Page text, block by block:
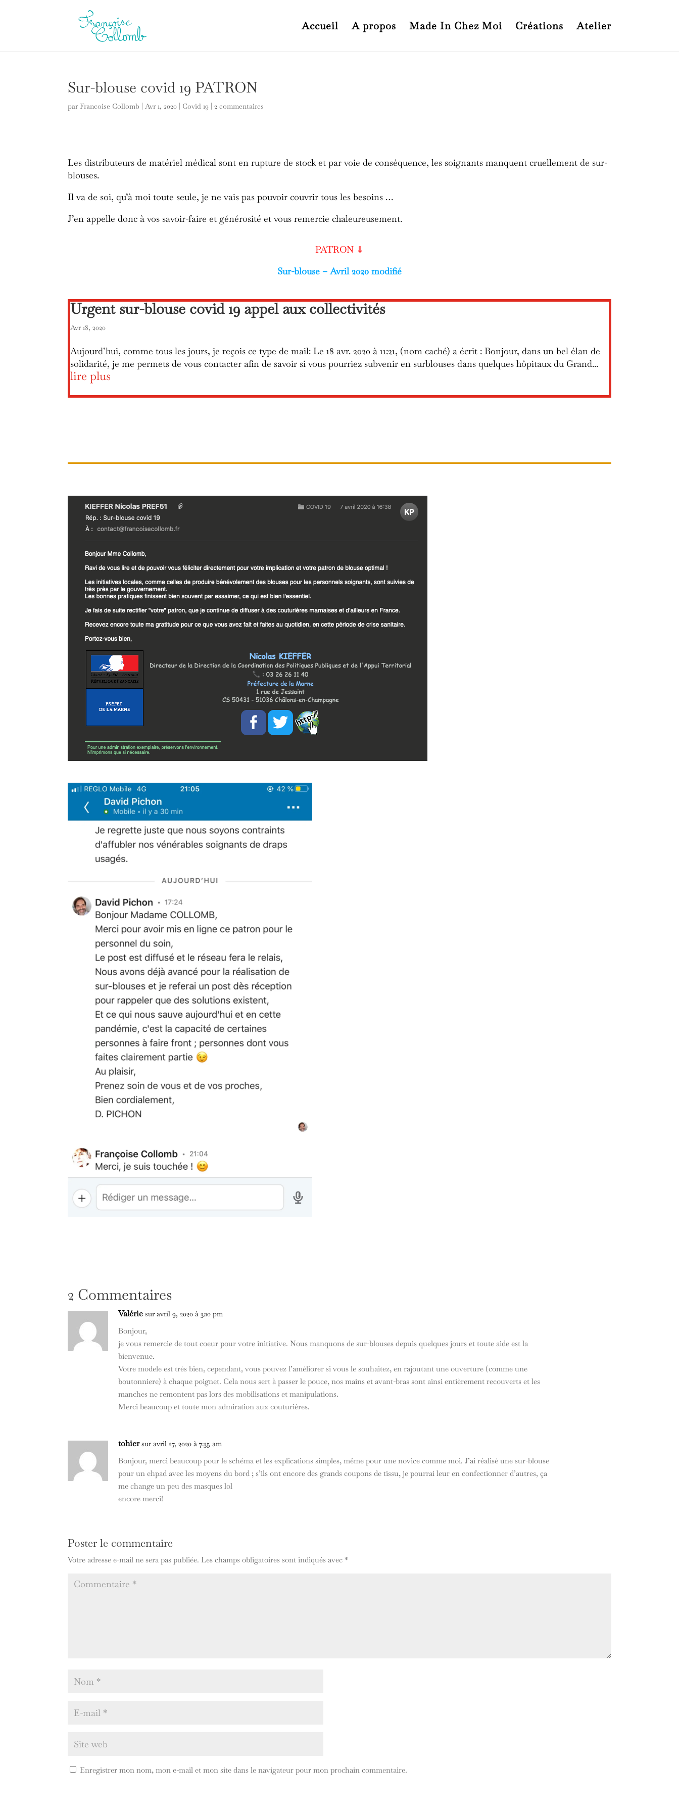
Accueil A propos Made In Chez Moi Créations Atelier
Sur-blouse covid 19 PATRON
parFrancoise Collomb |Avr 1, 2020 | Covid 19 |2 commentaires
Les distributeurs de matériel médical sont en rupture de stock et par voie de conséquence, les soignants manquent cruellement de sur-
blouses.
Il va de soi, qu’à moi toute seule, je ne vais pas pouvoir couvrir tous les besoins …
J’en appelle donc à vos savoir-faire et générosité et vous remercie chaleureusement.
PATRON ⇓
Sur-blouse – Avril 2020 modifié
Urgent sur-blouse covid 19 appel aux collectivités
Avr 18, 2020
Aujourd’hui, comme tous les jours, je reçois ce type de mail: Le 18 avr. 2020 à 11:21, (nom caché) a écrit : Bonjour, dans un bel élan de
solidarité, je me permets de vous contacter afin de savoir si vous pourriez subvenir en surblouses dans quelques hôpitaux du Grand...
lire plus
2 Commentaires
Valérie sur avril 9, 2020 à 3:10 pm
Bonjour,
je vous remercie de tout coeur pour votre initiative. Nous manquons de sur-blouses depuis quelques jours et toute aide est la
bienvenue.
Votre modele est très bien, cependant, vous pouvez l’améliorer si vous le souhaitez, en rajoutant une ouverture (comme une
boutonniere) à chaque poignet. Cela nous sert à passer le pouce, nos mains et avant-bras sont ainsi entièrement recouverts et les
manches ne remontent pas lors des mobilisations et manipulations.
Merci beaucoup et toute mon admiration aux couturières.
tohier sur avril 27, 2020 à 7:35 am
Bonjour, merci beaucoup pour le schéma et les explications simples, même pour une novice comme moi. J’ai réalisé une sur-blouse
pour un ehpad avec les moyens du bord ; s’ils ont encore des grands coupons de tissu, je pourrai leur en confectionner d’autres, ça
me change un peu des masques lol
encore merci!
Poster le commentaire
Votre adresse e-mail ne sera pas publiée. Les champs obligatoires sont indiqués avec*
Enregistrer mon nom, mon e-mail et mon site dans le navigateur pour mon prochain commentaire.